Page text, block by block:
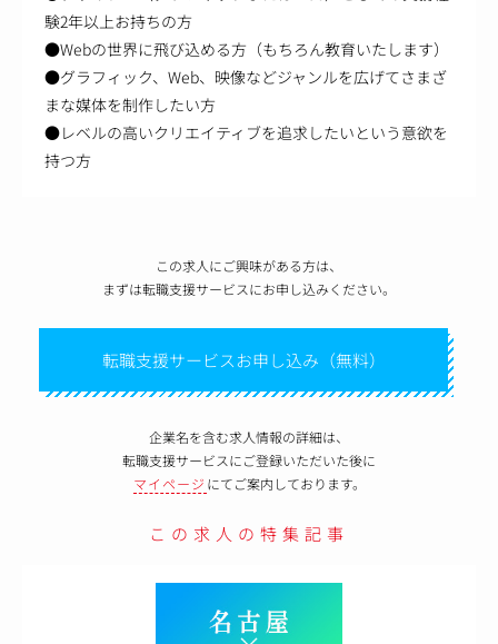
験2年以上お持ちの方
●Webの世界に飛び込める方（もちろん教育いたします）
●グラフィック、Web、映像などジャンルを広げてさまざ
まな媒体を制作したい方
●レベルの高いクリエイティブを追求したいという意欲を
持つ方
この求人にご興味がある方は、
まずは転職支援サービスにお申し込みください。
転職支援サービスお申し込み（無料）
企業名を含む求人情報の詳細は、
転職支援サービスにご登録いただいた後に
マイページ にてご案内しております。
この求人の特集記事